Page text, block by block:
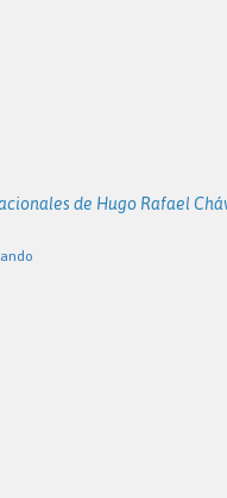
de Hugo Rafael